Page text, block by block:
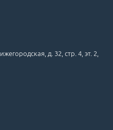
д. 32, стр. 4, эт. 2,